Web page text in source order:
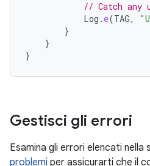
// Catch any
Log . e(TAG,
}
}
}
Gestisci gli errori
Esamina gli errori elencati nella
problemi per assicurarti che il